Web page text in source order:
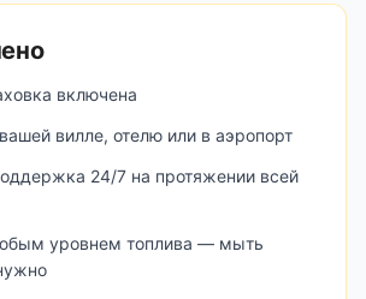
включена
вилле, отелю или в аэропорт
24/7 на протяжении всей
уровнем топлива — мыть